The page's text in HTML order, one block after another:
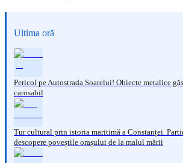
Ultima oră
Pericol pe Autostrada Soarelui! Obiecte metalice
carosabil
Tur cultural prin istoria maritimă a Constanței.
descopere poveștile orașului de la malul mării